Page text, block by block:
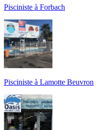
Pisciniste à Forbach
Pisciniste à Lamotte Beuvron